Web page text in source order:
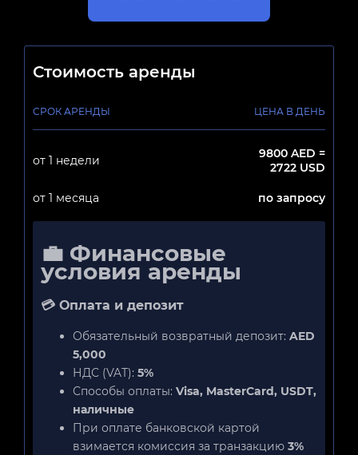
Стоимость аренды
СРОК АРЕНДЫ ЦЕНА В ДЕНЬ
от 1 недели
9800 AED =
2722 USD
от 1 месяца по запросу
💼 Финансовые
условия аренды
💳 Оплата и депозит
Обязательный возвратный депозит: AED
5,000
НДС (VAT): 5%
Способы оплаты: Visa, MasterCard, USDT,
наличные
При оплате банковской картой
взимается комиссия за транзакцию 3%